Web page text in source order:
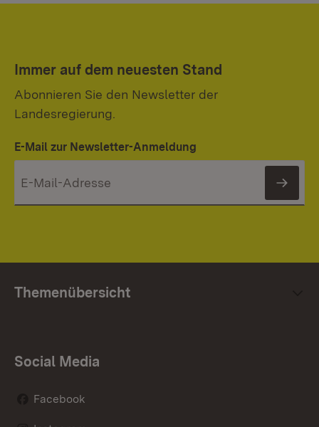
Immer auf dem neuesten Stand
Abonnieren Sie den Newsletter der
Landesregierung.
E-Mail zur Newsletter-Anmeldung
Themenübersicht
Social Media
Facebook